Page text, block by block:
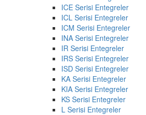
ICE Serisi Entegreler
ICL Serisi Entegreler
ICM Serisi Entegreler
INA Serisi Entegreler
IR Serisi Entegreler
IRS Serisi Entegreler
ISD Serisi Entegreler
KA Serisi Entegreler
KIA Serisi Entegreler
KS Serisi Entegreler
L Serisi Entegreler